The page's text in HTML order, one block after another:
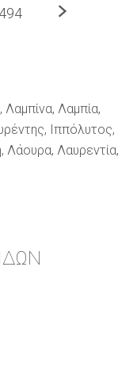
Επόμενο
Λαμπία,
Ιππόλυτος,
Λάουρα, Λαυρεντία,